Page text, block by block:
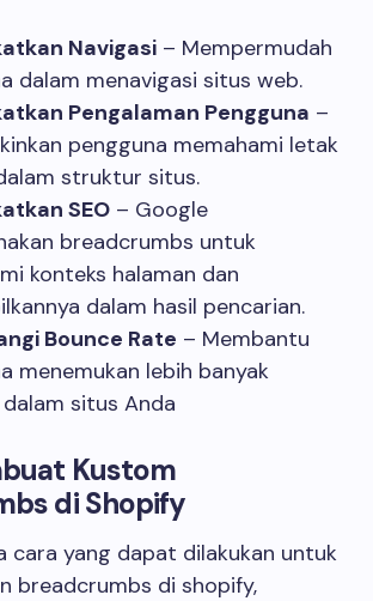
Navigasi – Mempermudah
dalam menavigasi situs web.
Pengalaman Pengguna –
pengguna memahami letak
struktur situs.
SEO – Google
breadcrumbs untuk
konteks halaman dan
dalam hasil pencarian.
Bounce Rate – Membantu
menemukan lebih banyak
situs Anda
Kustom
di Shopify
cara yang dapat dilakukan untuk
breadcrumbs di shopify,